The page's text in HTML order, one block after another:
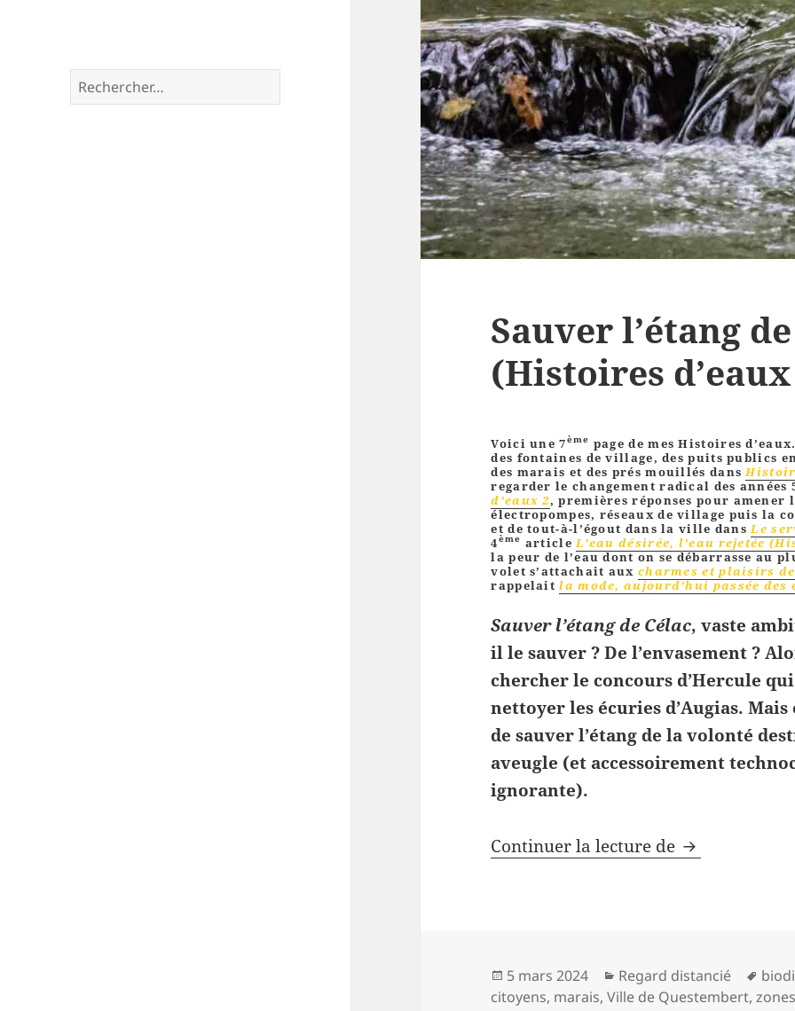
Rechercher :
Sauver l’étang
(Histoires
Voici une 7ème page de mes Histoires
des fontaines de village, des puits publics
des marais et des prés mouillés dans
regarder le changement radical des années
d’eaux 2, premières réponses pour amener
électropompes, réseaux de village puis la
et de tout-à-l’égout dans la ville dansLe
4ème articleL’eau désirée, l’eau rejetée
la peur de l’eau dont on se débarrasse au
volet s’attachait aux charmes et plaisirs
rappelaitla mode, aujourd’hui passée des
Sauver l’étang de Célac, vaste
il le sauver ? De l’envasement ?
chercher le concours d’Hercule
nettoyer les écuries d’Augias.
de sauver l’étang de la volonté
aveugle (et accessoirement
ignorante).
Continuer la lecture de Sauver
Publié
le
5 mars 2024 Catégories
Regard distancié
clés
citoyens, marais,Ville de Questembert,